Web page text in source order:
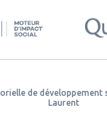
de développement
Laurent